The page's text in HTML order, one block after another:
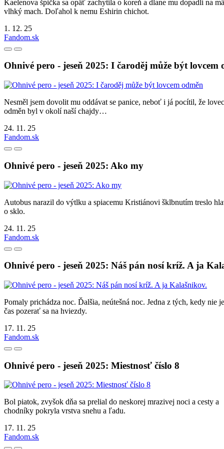
Kaelenova špička sa opäť zachytila o koreň a dlane mu dopadli na
vlhký mach. Doľahol k nemu Eshirin chichot.
1. 12. 25
Fandom.sk
Ohnivé pero - jeseň 2025: I čaroděj může být lovcem
Nesměl jsem dovolit mu oddávat se panice, neboť i já pocítil, že lovec
odměn byl v okolí naší chajdy…
24. 11. 25
Fandom.sk
Ohnivé pero - jeseň 2025: Ako my
Autobus narazil do výtlku a spiacemu Kristiánovi šklbnutím treslo
o sklo.
24. 11. 25
Fandom.sk
Ohnivé pero - jeseň 2025: Náš pán nosí kríž. A ja
Pomaly prichádza noc. Ďalšia, neútešná noc. Jedna z tých, kedy nie je
čas pozerať sa na hviezdy.
17. 11. 25
Fandom.sk
Ohnivé pero - jeseň 2025: Miestnosť číslo 8
Bol piatok, zvyšok dňa sa prelial do neskorej mrazivej noci a cesty a
chodníky pokryla vrstva snehu a ľadu.
17. 11. 25
Fandom.sk